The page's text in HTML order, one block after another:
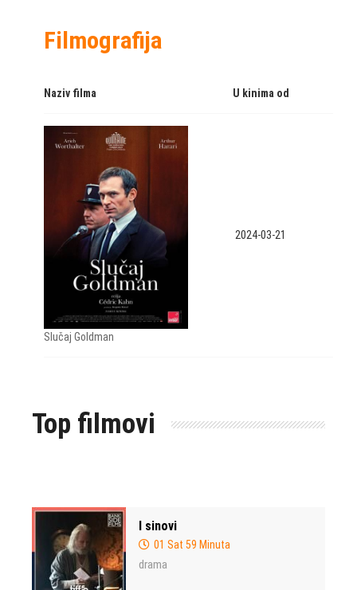
Filmografija
Naziv filma U kinima od
Slučaj Goldman
2024-03-21
Top filmovi
I sinovi
01 Sat 59 Minuta
drama